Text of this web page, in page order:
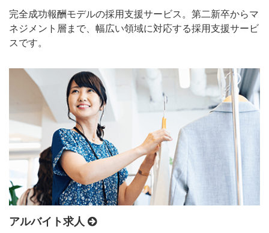
完全成功報酬モデルの採用支援サービス。第二新卒からマ
ネジメント層まで、幅広い領域に対応する採用支援サービ
スです。
アルバイト求人